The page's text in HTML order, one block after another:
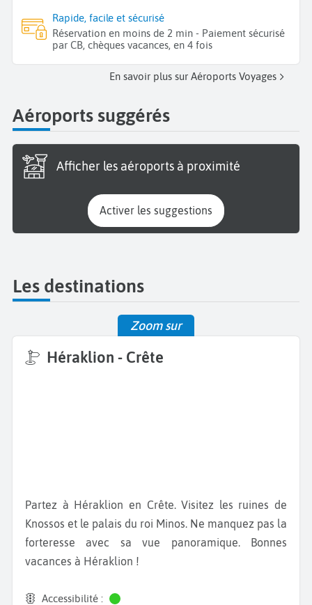
Rapide, facile et sécurisé
Réservation en moins de 2 min - Paiement sécurisé
par CB, chèques vacances, en 4 fois
En savoir plus sur Aéroports Voyages
Aéroports suggérés
Afficher les aéroports à proximité
Activer les suggestions
Les destinations
Zoom sur
Héraklion - Crête
Partez à Héraklion en Crête. Visitez les ruines de
Knossos et le palais du roi Minos. Ne manquez pas la
forteresse avec sa vue panoramique. Bonnes
vacances à Héraklion !
Accessibilité :